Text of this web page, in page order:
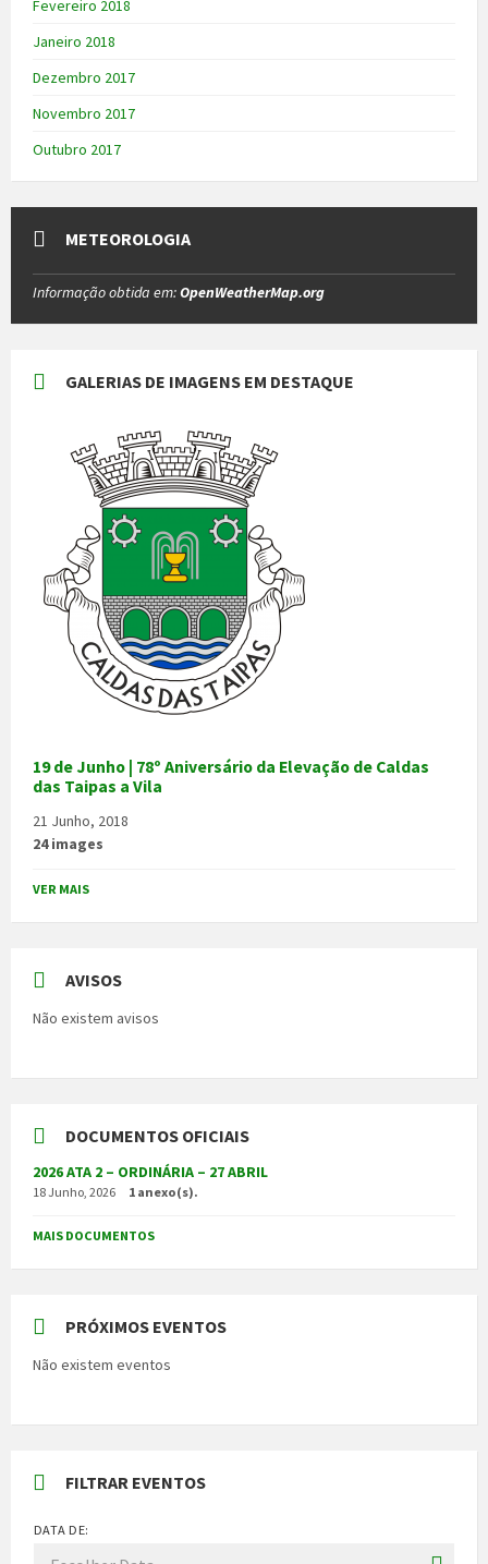
Fevereiro 2018
Janeiro 2018
Dezembro 2017
Novembro 2017
Outubro 2017
METEOROLOGIA
Informação obtida em:OpenWeatherMap.org
GALERIAS DE IMAGENS EM DESTAQUE
19 de Junho | 78º Aniversário da Elevação de Caldas
das Taipas a Vila
21 Junho, 2018
24 images
VER MAIS
AVISOS
Não existem avisos
DOCUMENTOS OFICIAIS
2026 ATA 2 – ORDINÁRIA – 27 ABRIL
18 Junho, 2026 1 anexo(s).
MAIS DOCUMENTOS
PRÓXIMOS EVENTOS
Não existem eventos
FILTRAR EVENTOS
DATA DE: